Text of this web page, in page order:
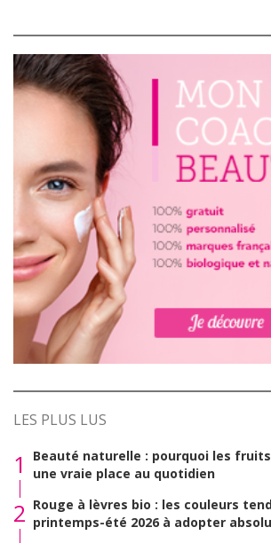
LES PLUS LUS
1
Beauté naturelle : pourquoi les
une vraie place au quotidien
2 Rouge à lèvres bio : les couleurs
printemps-été 2026 à adopter